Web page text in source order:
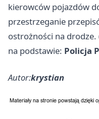
kierowców pojazdów
przestrzeganie
ostrożności na drodze.
na podstawie: Policja
Autor:krystian